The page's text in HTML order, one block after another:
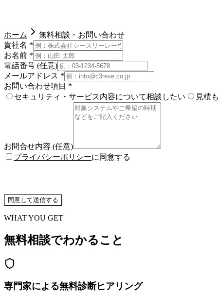
ホーム
無料相談・お問い合わせ
貴社名 *
お名前 *
電話番号 (任意)
メールアドレス *
お問い合わせ項目 *
セキュリティ・サービス内容について相談したい
見積
お問合せ内容 (任意)
プライバシーポリシーに同意する
同意して送信する
WHAT YOU GET
無料相談でわかること
専門家による無料診断ヒアリング